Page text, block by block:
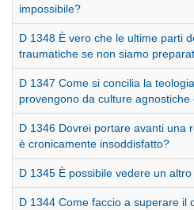
impossibile?
D 1348 È vero che le ultime parti
traumatiche se non siamo
D 1347 Come si concilia la
provengono da culture agnostiche
D 1346 Dovrei portare avanti una
è cronicamente insoddisfatto?
D 1345 È possibile vedere un
D 1344 Come faccio a superare il